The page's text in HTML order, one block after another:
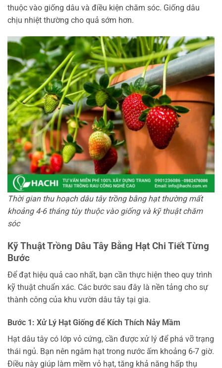
thuộc vào giống dâu và điều kiện chăm sóc. Giống dâu
chịu nhiệt thường cho quả sớm hơn.
Thời gian thu hoạch dâu tây trồng bằng hạt thường mất
khoảng 4-6 tháng tùy thuộc vào giống và kỹ thuật chăm
sóc
Kỹ Thuật Trồng Dâu Tây Bằng Hạt Chi Tiết Từng
Bước
Để đạt hiệu quả cao nhất, bạn cần thực hiện theo quy trình
kỹ thuật chuẩn xác. Các bước sau đây là nền tảng cho sự
thành công của khu vườn dâu tây tại gia.
Bước 1: Xử Lý Hạt Giống để Kích Thích Nảy Mầm
Hạt dâu tây có lớp vỏ cứng, cần được xử lý để phá vỡ trạng
thái ngủ. Bạn nên ngâm hạt trong nước ấm khoảng 6-7 giờ.
Điều này giúp làm mềm vỏ hạt, tăng khả năng hấp thụ